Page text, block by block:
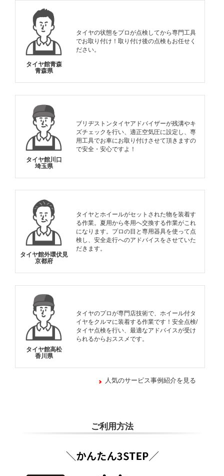
タイヤ館青森
青森県
タイヤの状態をプロが点検してから専門工具
でお取り付け！取り付け後の点検もお任せく
ださい。
タイヤ館川口
埼玉県
ブリヂストンタイヤアドバイザーが残溝やキ
ズチェックを行い、適正空気圧に設定し、専
用工具でお車にお取り付けさせて頂きますの
で安全・安心ですよ！
タイヤ館外環伏見
京都府
タイヤとホイールがセットされた物を装着す
る作業。夏用から冬用へ交換する作業がこれ
になります。プロの目と専用器具を使って点
検し、安全走行へのアドバイスをさせていた
だきます。
タイヤ館高松
香川県
タイヤのプロが専門店技術で、ホイール付タ
イヤをクルマに装着する作業です！安全点検/
タイヤ点検を行い、最適なアドバイスが受け
られるからおススメです。
人気のサービス事例紹介を見る
ご利用方法